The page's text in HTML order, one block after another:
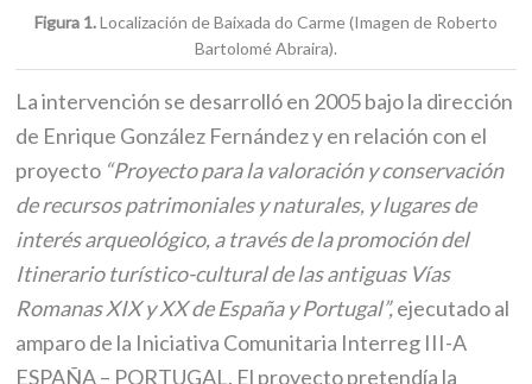
Figura 1.Localización de Baixada do Carme (Imagen de Roberto
Bartolomé Abraira).
La intervención se desarrolló en 2005 bajo la dirección
de Enrique González Fernández y en relación con el
proyecto “Proyecto para la valoración y conservación
de recursos patrimoniales y naturales, y lugares de
interés arqueológico, a través de la promoción del
Itinerario turístico-cultural de las antiguas Vías
Romanas XIX y XX de España y Portugal”,ejecutado al
amparo de la Iniciativa Comunitaria Interreg III-A
ESPAÑA – PORTUGAL. El proyecto pretendía la